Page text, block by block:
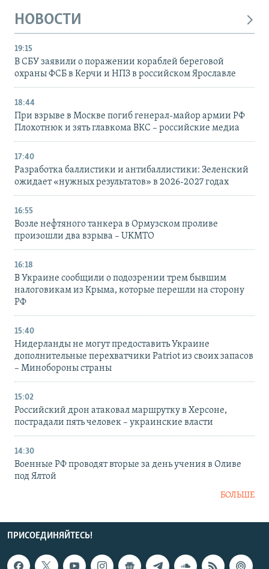
НОВОСТИ
19:15
В СБУ заявили о поражении кораблей береговой
охраны ФСБ в Керчи и НПЗ в российском Ярославле
18:44
При взрыве в Москве погиб генерал-майор армии РФ
Плохотнюк и зять главкома ВКС – российские медиа
17:40
Разработка баллистики и антибаллистики: Зеленский
ожидает «нужных результатов» в 2026-2027 годах
16:55
Возле нефтяного танкера в Ормузском проливе
произошли два взрыва – UKMTO
16:18
В Украине сообщили о подозрении трем бывшим
налоговикам из Крыма, которые перешли на сторону
РФ
15:40
Нидерланды не могут предоставить Украине
дополнительные перехватчики Patriot из своих запасов
– Минобороны страны
15:02
Российский дрон атаковал маршрутку в Херсоне,
пострадали пять человек – украинские власти
14:30
Военные РФ проводят вторые за день учения в Оливе
под Ялтой
БОЛЬШЕ
ПРИСОЕДИНЯЙТЕСЬ!